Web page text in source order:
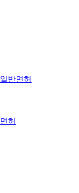
반면허
허